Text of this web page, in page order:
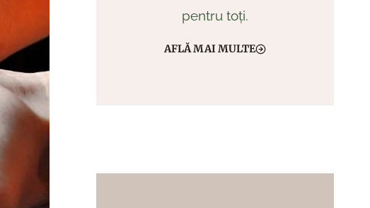
pentru toți.
AFLĂ MAI MULTE